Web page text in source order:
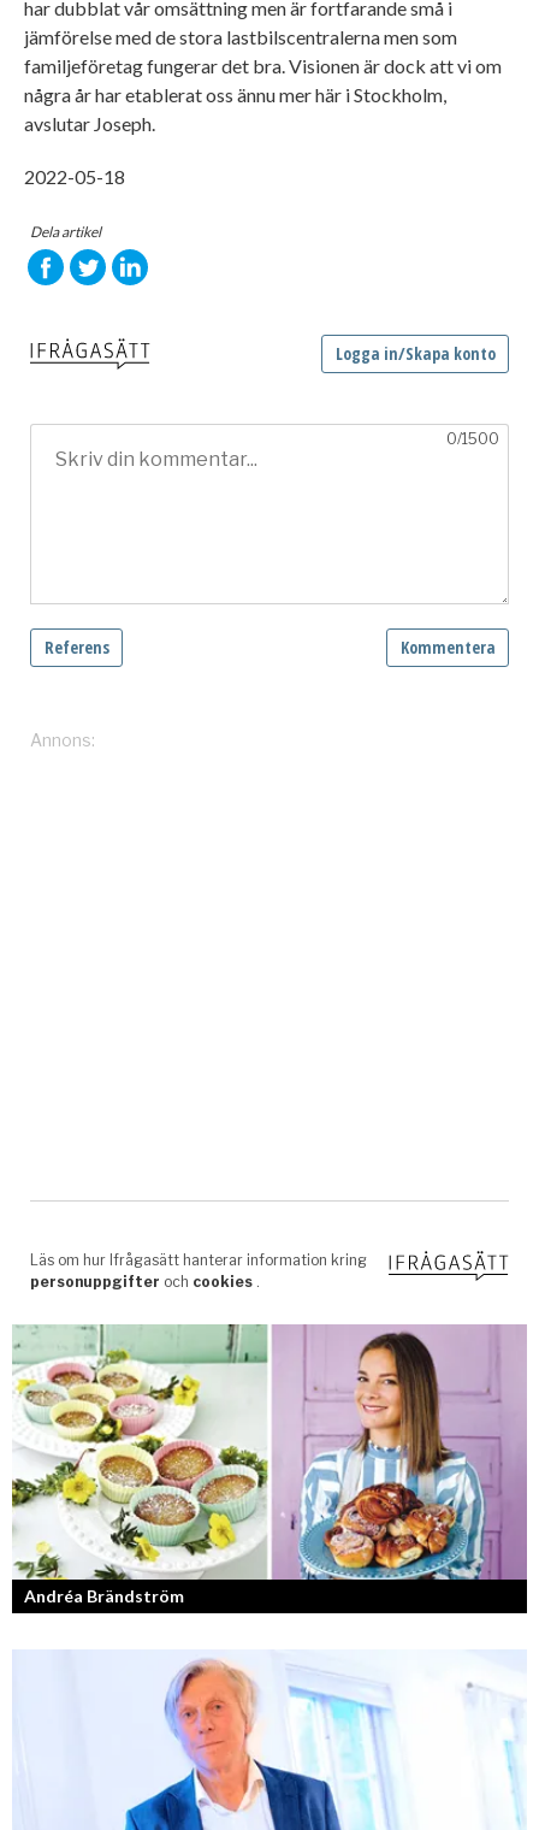
har dubblat vår omsättning men är fortfarande små i
jämförelse med de stora lastbilscentralerna men som
familjeföretag fungerar det bra. Visionen är dock att vi om
några år har etablerat oss ännu mer här i Stockholm,
avslutar Joseph.
2022-05-18
Dela artikel
Andréa Brändström
Vinnare av Hela Sverige Bakar 2017.